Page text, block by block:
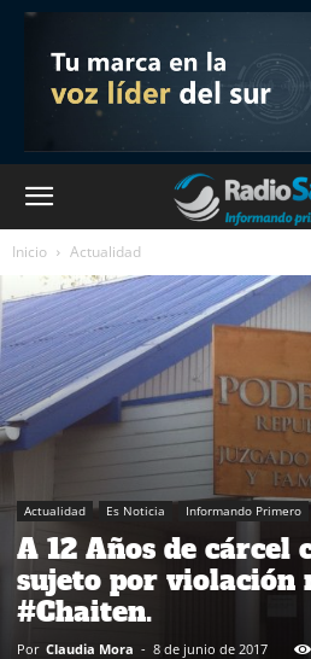
Inicio Actualidad
Actualidad Es Noticia Informando Primero
A 12 Años de cárcel
sujeto por violación
#Chaiten.
Por Claudia Mora - 8 de junio de 2017